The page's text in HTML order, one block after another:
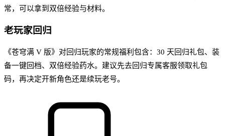
常，可以拿到双倍经验与材料。
老玩家回归
《苍穹满 V 版》对回归玩家的常规福利包含：30 天回归礼包、装
备一键回档、双倍经验药水。建议先去回归专属客服领取礼包
码，再决定开新角色还是续玩老号。